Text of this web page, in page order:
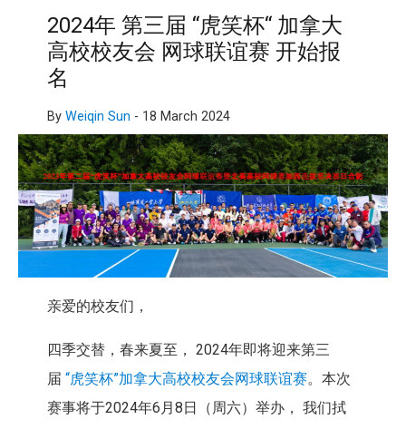
2024年 第三届 “虎笑杯“ 加拿大
高校校友会 网球联谊赛 开始报
名
By Weiqin Sun - 18 March 2024
亲爱的校友们，
四季交替，春来夏至， 2024年即将迎来第三
届 “虎笑杯”加拿大高校校友会网球联谊赛。本次
赛事将于2024年6月8日（周六）举办， 我们拭